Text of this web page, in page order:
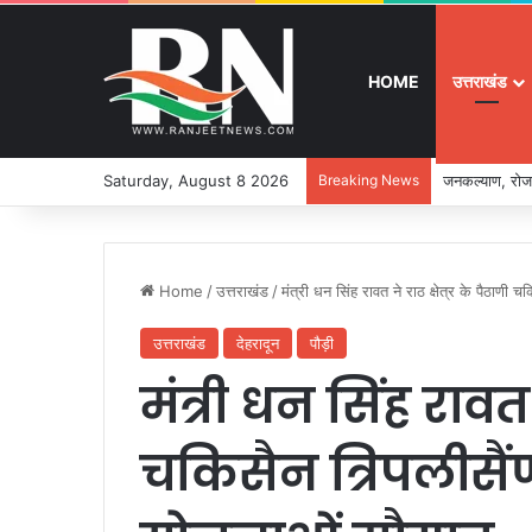
HOME उत्तराखंड
Saturday, August 8 2026 Breaking News जनकल्याण,
Home /उत्तराखंड /मंत्री धन सिंह रावत ने राठ क्षेत्र के पैठाणी
उत्तराखंड देहरादून पौड़ी
मंत्री धन सिंह
चकिसैन